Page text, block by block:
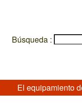
Búsqueda :
El equipamiento